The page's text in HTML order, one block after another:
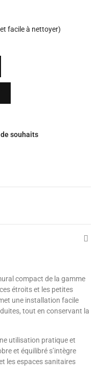
facile à nettoyer)
souhaits
compact de la gamme
étroits et les petites
une installation facile
tout en conservant la
utilisation pratique et
et équilibré s’intègre
les espaces sanitaires